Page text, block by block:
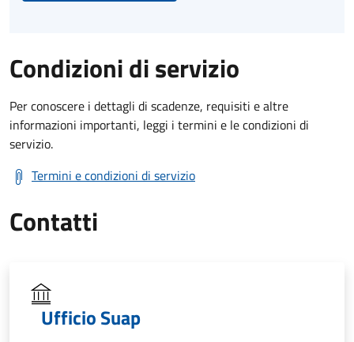
Condizioni di servizio
Per conoscere i dettagli di scadenze, requisiti e altre
informazioni importanti, leggi i termini e le condizioni di
servizio.
Termini e condizioni di servizio
Contatti
Ufficio Suap